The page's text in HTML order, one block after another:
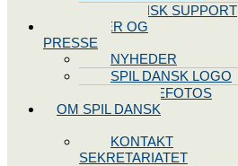
TEKNISK SUPPORT
NYHEDER OG
PRESSE
NYHEDER
SPIL DANSK LOGO
PRESSEFOTOS
OM SPIL DANSK
KONTAKT
SEKRETARIATET